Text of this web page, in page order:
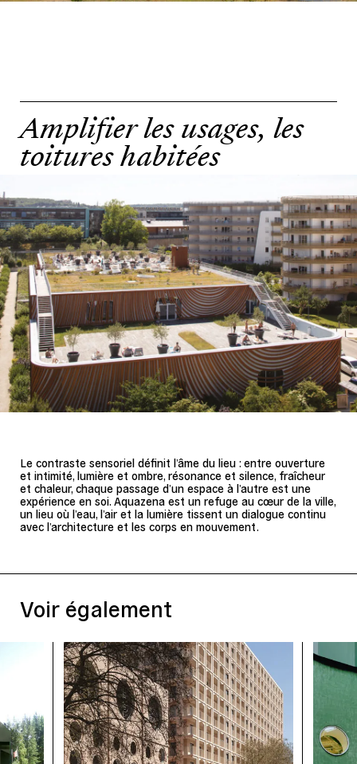
Amplifier les usages, les
toitures habitées
Le contraste sensoriel définit l’âme du lieu : entre ouverture
et intimité, lumière et ombre, résonance et silence, fraîcheur
et chaleur, chaque passage d’un espace à l’autre est une
expérience en soi. Aquazena est un refuge au cœur de la ville,
un lieu où l’eau, l’air et la lumière tissent un dialogue continu
avec l’architecture et les corps en mouvement.
Voir également